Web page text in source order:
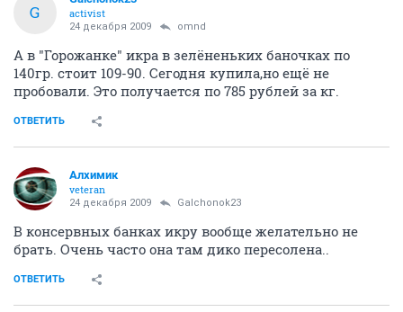
G
activist
24 декабря 2009 omnd
А в "Горожанке" икра в зелёненьких баночках по
140гр. стоит 109-90. Сегодня купила,но ещё не
пробовали. Это получается по 785 рублей за кг.
ОТВЕТИТЬ
Алхимик
veteran
24 декабря 2009 Galchonok23
В консервных банках икру вообще желательно не
брать. Очень часто она там дико пересолена..
ОТВЕТИТЬ